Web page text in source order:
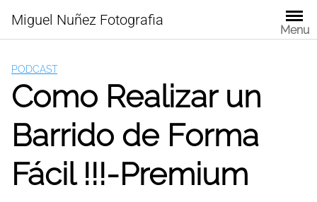
content
Miguel Nuñez Fotografia
Menu
PODCAST
Como Realizar un
Barrido de Forma
Fácil !!!-Premium